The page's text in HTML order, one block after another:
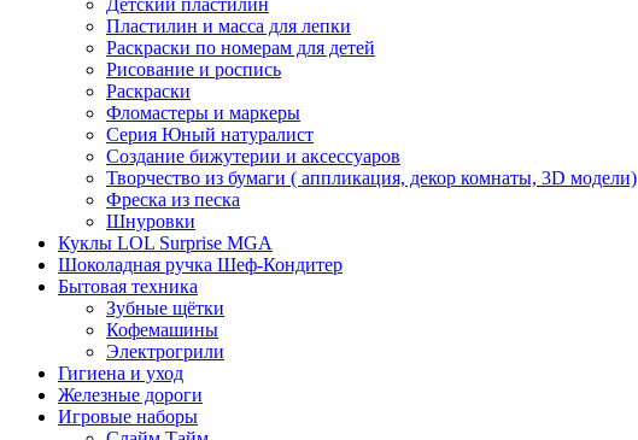
Детский пластилин
Пластилин и масса для лепки
Раскраски по номерам для детей
Рисование и роспись
Раскраски
Фломастеры и маркеры
Серия Юный натуралист
Создание бижутерии и аксессуаров
Творчество из бумаги ( аппликация, декор комнаты, 3D модели)
Фреска из песка
Шнуровки
Куклы LOL Surprise MGA
Шоколадная ручка Шеф-Кондитер
Бытовая техника
Зубные щётки
Кофемашины
Электрогрили
Гигиена и уход
Железные дороги
Игровые наборы